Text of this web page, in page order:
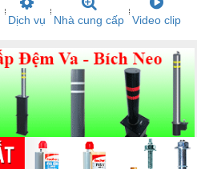
Dịch vụ Nhà cung cấp Video clip